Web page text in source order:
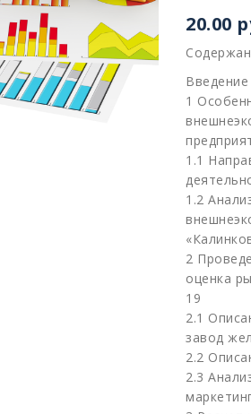
20.00
Введение
1
1.1
1.2
2
оценка
19
2.1
завод
2.2
2.3